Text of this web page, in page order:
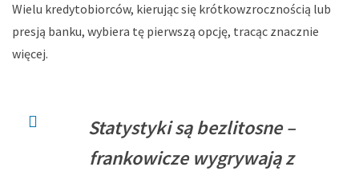
Wielu kredytobiorców, kierując się krótkowzrocznością lub
presją banku, wybiera tę pierwszą opcję, tracąc znacznie
więcej.
Statystyki są bezlitosne –
frankowicze wygrywają z